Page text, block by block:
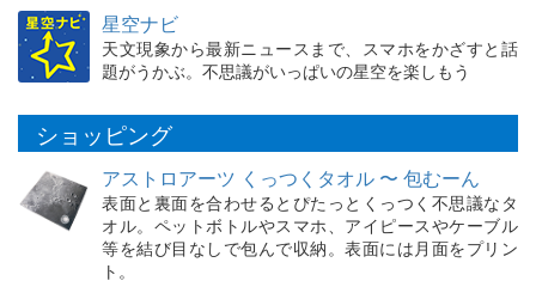
星空ナビ
天文現象から最新ニュースまで、スマホをかざすと話
題がうかぶ。不思議がいっぱいの星空を楽しもう
ショッピング
アストロアーツ くっつくタオル 〜 包むーん
表面と裏面を合わせるとぴたっとくっつく不思議なタ
オル。ペットボトルやスマホ、アイピースやケーブル
等を結び目なしで包んで収納。表面には月面をプリン
ト。